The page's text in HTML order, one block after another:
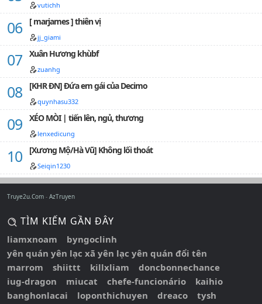
vutichh
[ marjames ] thiên vị
jj_giami
Xuân Hương khùbf
zuanhg
[KHR ĐN] Đứa em gái của Decimo
quynhasu332
XÉO MÒI | tiến lên, ngủ, thương
lenxedicung
[Xương Mộ/Hà Vũ] Không lối thoát
Seiqin1230
Truye2u.Com AzTruyen
TÌM KIẾM GẦN ĐÂY
liamxnoam
byngoclinh
yên quán yên lạc xã yên lạc yên quán đổi tên
marrom
shiittt killxliam
doncbonnechance
iug-dragon
miucat chefe-funcionário
kaihio
banghonlacai
loponthichuyen dreaco
tysh